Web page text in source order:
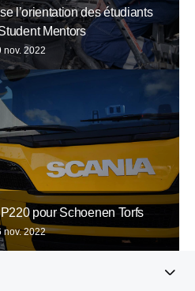
l’orientation des étudiants
Mentors
nov. 2022
pour Schoenen Torfs
nov. 2022